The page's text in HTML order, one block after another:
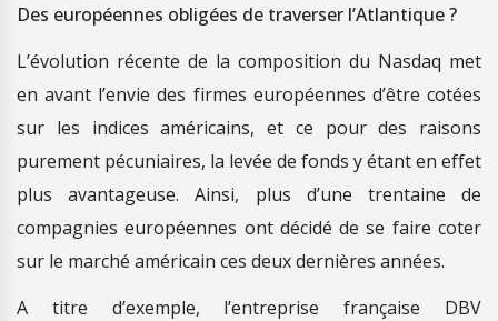
Des européennes obligées de traverser l’Atlantique ?
L’évolution récente de la composition du Nasdaq met
en avant l’envie des firmes européennes d’être cotées
sur les indices américains, et ce pour des raisons
purement pécuniaires, la levée de fonds y étant en effet
plus avantageuse. Ainsi, plus d’une trentaine de
compagnies européennes ont décidé de se faire coter
sur le marché américain ces deux dernières années.
A titre d’exemple, l’entreprise française DBV